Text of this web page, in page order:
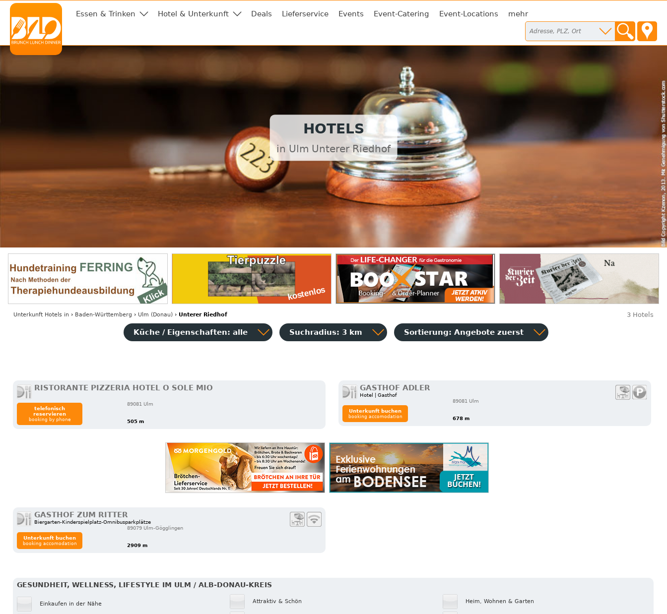
Essen & Trinken Hotel & Unterkunft Deals Lieferservice Events Event-Catering Event-Locations mehr
HOTELS
in Ulm Unterer Riedhof
Unterkunft Hotels in › Baden-Württemberg › Ulm (Donau)› Unterer Riedhof 3 Hotels
Küche / Eigenschaften: alle Suchradius: 3 km Sortierung: Angebote zuerst
RISTORANTE PIZZERIA HOTEL O SOLE MIO
89081 Ulm
505 m
telefonisch
reservieren
booking by phone
GASTHOF ADLER
Hotel | Gasthof
89081 Ulm
678 m
Unterkunft buchen
booking accomodation
GASTHOF ZUM RITTER
Biergarten-Kinderspielplatz-Omnibusparkplätze
89079 Ulm-Gögglingen
2909 m
Unterkunft buchen
booking accomodation
GESUNDHEIT, WELLNESS, LIFESTYLE IM ULM / ALB-DONAU-KREIS
Einkaufen in der Nähe Attraktiv & Schön Heim, Wohnen & Garten